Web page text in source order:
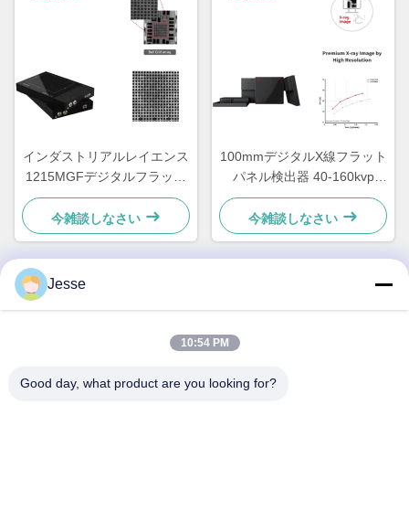
インダストリアルレイエンス
1215MGFデジタルフラット
パネル検出器、インラインX
線イメージング用
今雑談しなさい
100mmデジタルX線フラット
パネル検出器 40-160kvp
Rayence MIDAS 2121
今雑談しなさい
5F,B3, 安達電子工業工場、和平コミュニティ、福海街、宝安
Jesse
10:54 PM
Good day, what product are you looking for?